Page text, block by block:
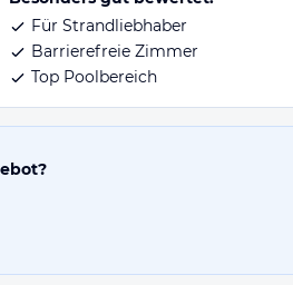
Für Strandliebhaber
Barrierefreie Zimmer
Top Poolbereich